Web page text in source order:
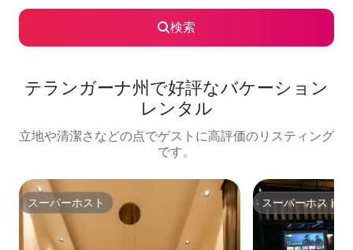
検索
テランガーナ州で好評なバケーション
レンタル
立地や清潔さなどの点でゲストに高評価のリスティング
です。
スーパーホスト
スーパーホスト スーパーホスト
スーパーホスト